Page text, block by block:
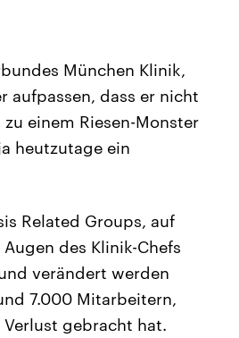
München Klinik,
aufpassen, dass er nicht
einem Riesen-Monster
heutzutage ein
Related Groups, auf
des Klinik-Chefs
verändert werden
7.000 Mitarbeitern,
Verlust gebracht hat.